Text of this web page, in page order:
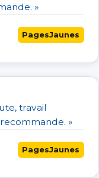
»
PagesJaunes
travail
»
PagesJaunes